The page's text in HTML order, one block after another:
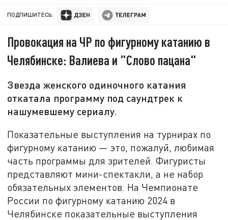
ПОДПИШИТЕСЬ:
Провокация на ЧР по фигурному катанию в
Челябинске: Валиева и "Слово пацана"
Звезда женского одиночного катания
откатала программу под саундтрек к
нашумевшему сериалу.
Показательные выступления на турнирах по
фигурному катанию — это, пожалуй, любимая
часть программы для зрителей. Фигуристы
представляют мини-спектакли, а не набор
обязательных элементов. На Чемпионате
России по фигурному катанию 2024 в
Челябинске показательные выступления